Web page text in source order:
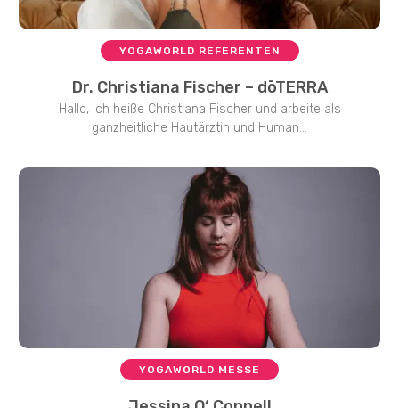
YOGAWORLD REFERENTEN
Dr. Christiana Fischer – dōTERRA
Hallo, ich heiße Christiana Fischer und arbeite als
ganzheitliche Hautärztin und Human...
YOGAWORLD MESSE